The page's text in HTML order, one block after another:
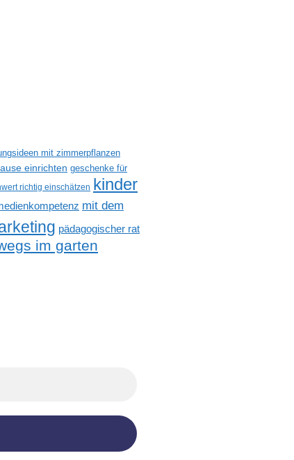
mit zimmerpflanzen
einrichten geschenke für
richtig einschätzen kinder
mit dem
pädagogischer rat
im garten